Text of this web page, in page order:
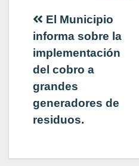
Navegación
de
entradas
El Municipio
informa sobre la
implementación
del cobro a
grandes
generadores de
residuos.